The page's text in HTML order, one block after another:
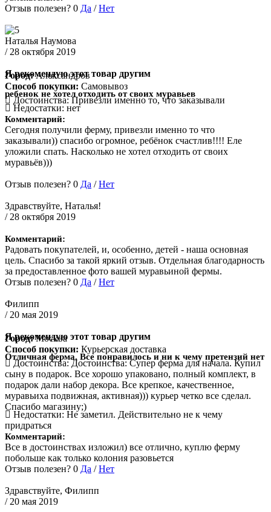
Отзыв полезен? 0 Да /Нет
Наталья Наумова
/ 28 октября 2019
Я рекомендую этот товар другим
Город:Александров
Способ покупки: Самовывоз
ребенок не хотел отходить от своих муравьев
Достоинства:Привезли именно то, что заказывали
Недостатки: нет
Комментарий:
Сегодня получили ферму, привезли именно то что
заказывали)) спасибо огромное, ребёнок счастлив!!!! Еле
уложили спать. Насколько не хотел отходить от своих
муравьёв)))
Отзыв полезен? 0 Да /Нет
Здравствуйте, Наталья!
/ 28 октября 2019
Комментарий:
Радовать покупателей, и, особенно, детей - наша основная
цель. Спасибо за такой яркий отзыв. Отдельная благодарность
за предоставленное фото вашей муравьиной фермы.
Отзыв полезен? 0 Да /Нет
Филипп
/ 20 мая 2019
Я рекомендую этот товар другим
Город:Москва
Способ покупки: Курьерская доставка
Отличная ферма. Все понравилось и ни к чему претензий нет
Достоинства:Достоинства: Супер ферма для начала. Купил
сыну в подарок. Все хорошо упаковано, полный комплект, в
подарок дали набор декора. Все крепкое, качественное,
муравьиха подвижная, активная))) курьер четко все сделал.
Спасибо магазину;)
Недостатки: Не заметил. Действительно не к чему
придраться
Комментарий:
Все в достоинствах изложил) все отлично, куплю ферму
побольше как только колония разовьется
Отзыв полезен? 0 Да /Нет
Здравствуйте, Филипп
/ 20 мая 2019